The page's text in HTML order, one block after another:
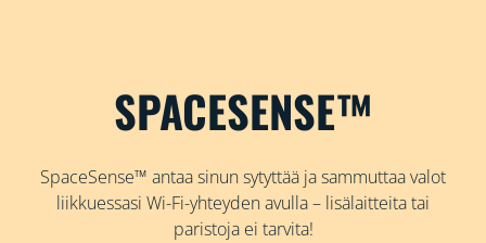
SPACESENSE™
SpaceSense™ antaa sinun sytyttää ja sammuttaa valot
liikkuessasi Wi-Fi-yhteyden avulla – lisälaitteita tai
paristoja ei tarvita!